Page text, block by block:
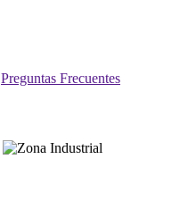
Preguntas Frecuentes